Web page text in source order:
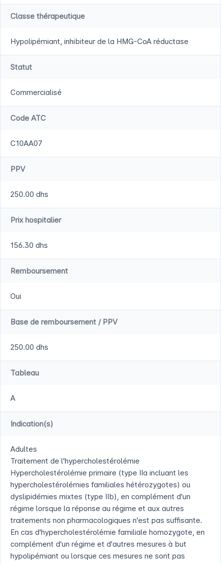
Classe thérapeutique
Hypolipémiant, inhibiteur de la HMG-CoA réductase
Statut
Commercialisé
Code ATC
C10AA07
PPV
250.00 dhs
Prix hospitalier
156.30 dhs
Remboursement
Oui
Base de remboursement / PPV
250.00 dhs
Tableau
A
Indication(s)
Adultes
Traitement de l'hypercholestérolémie
Hypercholestérolémie primaire (type IIa incluant les
hypercholestérolémies familiales hétérozygotes) ou
dyslipidémies mixtes (type IIb), en complément d'un
régime lorsque la réponse au régime et aux autres
traitements non pharmacologiques n'est pas suffisante.
En cas d'hypercholestérolémie familiale homozygote, en
complément d'un régime et d'autres mesures à but
hypolipémiant ou lorsque ces mesures ne sont pas